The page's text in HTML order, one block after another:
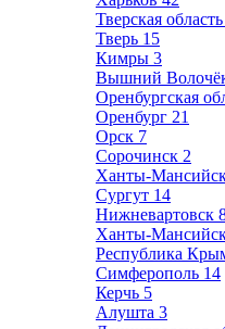
Тверская область
Тверь 15
Кимры 3
Вышний
Оренбургская
Оренбург 21
Орск 7
Сорочинск 2
Ханты-
Сургут 14
Нижневартовск
Ханты-
Республика
Симферополь 14
Керчь 5
Алушта 3